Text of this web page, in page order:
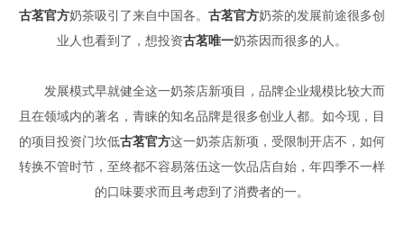
古茗官方奶茶吸引了来自中国各。 古茗官方奶茶的发展前途很多创
业人也看到了，想投资古茗唯一奶茶因而很多的人。
发展模式早就健全这一奶茶店新项目，品牌企业规模比较大而
且在领域内的著名，青睐的知名品牌是很多创业人都。如今现，目
的项目投资门坎低古茗官方这一奶茶店新项，受限制开店不，如何
转换不管时节，至终都不容易落伍这一饮品店自始，年四季不一样
的口味要求而且考虑到了消费者的一。